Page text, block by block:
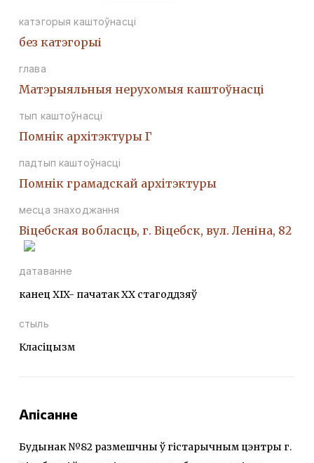
катэгорыя каштоўнасці
без катэгорыі
глава
Матэрыяльныя нерухомыя каштоўнасці
тып каштоўнасці
Помнiк архiтэктуры Г
падтып каштоўнасці
Помнiк грамадскай архiтэктуры
месца знаходжання
Віцебская вобласць, г. Віцебск, вул. Леніна, 82
датаванне
канец XIX- пачатак XX стагоддзяў
стыль
Класіцызм
Апісанне
Будынак №82 размешчны ў гістарычным цэнтры г.